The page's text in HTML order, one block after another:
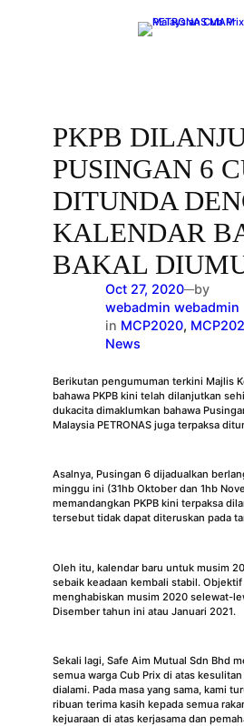
PKPB
PUSINGAN 6
DITUNDA
KALENDAR
BAKAL
Oct 27, 2020—by
webadmin webadmin
in MCP2020,
News
Berikutan pengumuman terkini Majlis
bahawa PKPB kini telah dilanjutkan
dukacita dimaklumkan bahawa
Malaysia PETRONAS juga terpaksa
Asalnya, Pusingan 6 dijadualkan
minggu ini (31hb Oktober dan 1hb
memandangkan PKPB kini terpaksa
tersebut tidak dapat diteruskan pada
Oleh itu, kalendar baru untuk musim
sebaik keadaan kembali stabil.
menghabiskan musim 2020 selewat-
Disember tahun ini atau Januari 2021.
Sekali lagi, Safe Aim Mutual Sdn Bhd
semua warga Cub Prix di atas
dialami. Pada masa yang sama, kami
ribuan terima kasih kepada semua
kejuaraan di atas kerjasama dan